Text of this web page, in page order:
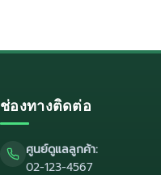
ช่องทางติดต่อ
ศูนย์ดูแลลูกค้า:
02-123-4567